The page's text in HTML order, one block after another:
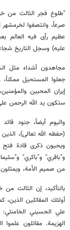
صرعاً، وانتصفوا
عظيم رأى فيه العالم
عليه) وسجل التاريخ
مجاهدون أشداء مثل
جعلوا المستحيل
إيران المحبين
ستكون يد الله الرحمن
واليوم أيضاً، جنود
(حفظه الله تعالى)،
ويحيون ذكرى قادة فتح
و"باقري" و"باكري"
من صميم الأمة،
بالتأكيد، إن الثالث من
أولئك المقاتلين
علي الحسيني
الهزيمة. مقاتلون